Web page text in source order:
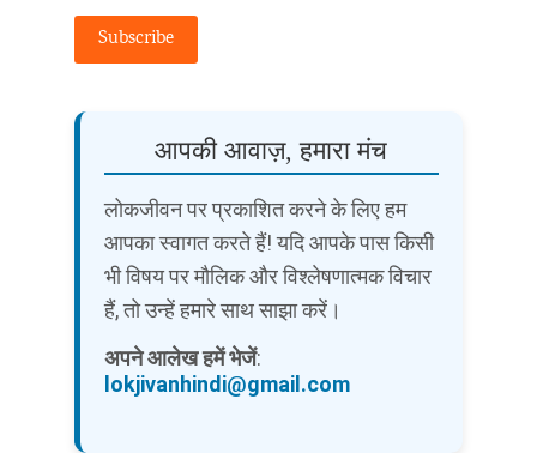
Subscribe
आपकी आवाज़, हमारा मंच
लोकजीवन पर प्रकाशित करने के लिए हम
आपका स्वागत करते हैं! यदि आपके पास किसी
भी विषय पर मौलिक और विश्लेषणात्मक विचार
हैं, तो उन्हें हमारे साथ साझा करें।
अपने आलेख हमें भेजें:
lokjivanhindi@gmail.com